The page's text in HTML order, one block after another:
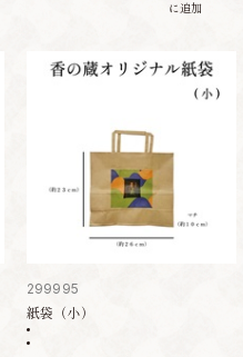
に追加
299995
紙袋（小）